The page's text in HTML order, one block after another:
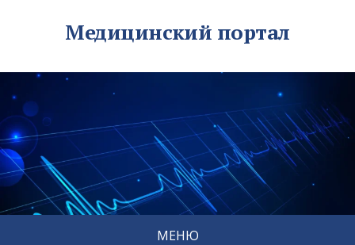
Медицинский портал
МЕНЮ